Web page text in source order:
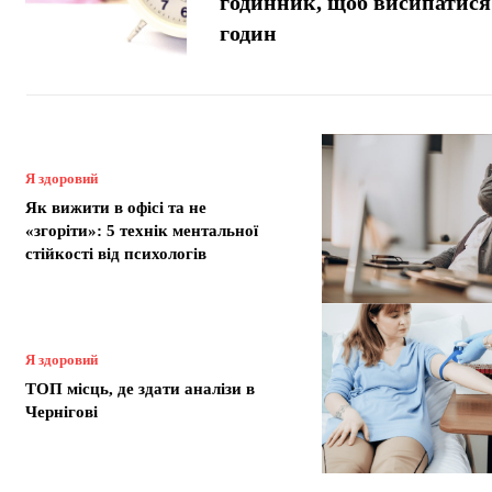
годин
Я здоровий
Як вижити в офісі та не
«згоріти»: 5 технік ментальної
стійкості від психологів
Я здоровий
ТОП місць, де здати аналізи в
Чернігові